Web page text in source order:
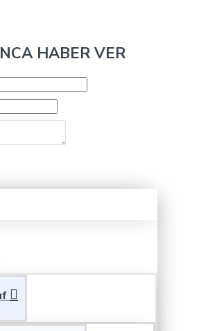
HABER VER